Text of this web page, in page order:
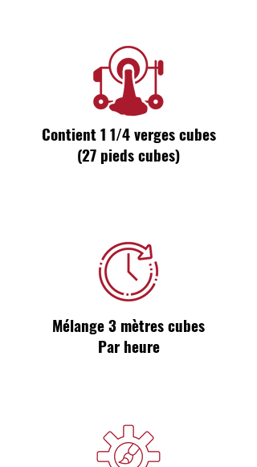
Contient 1 1/4 verges cubes
(27 pieds cubes)
Mélange 3 mètres cubes
Par heure